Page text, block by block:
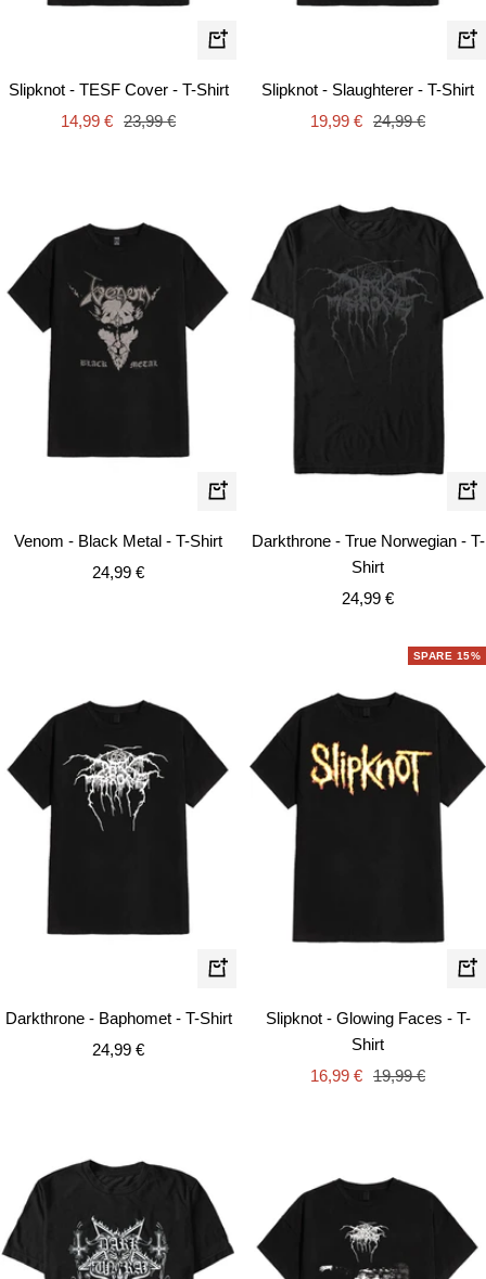
Schnellansicht
Slipknot - TESF Cover - T-Shirt
Angebotspreis
14,99 € Regulärer
23,99 €
Slipknot - Slaughterer - T-Shirt
Angebotspreis
19,99 € Regulärer
24,99 €
Schnellansicht
Venom - Black Metal - T-Shirt
Angebotspreis
24,99 €
Darkthrone - True Norwegian - T-
Shirt
Angebotspreis
24,99 €
Schnellansicht
Darkthrone - Baphomet - T-Shirt
Angebotspreis
24,99 €
SPARE 15%
Slipknot - Glowing Faces - T-
Shirt
Angebotspreis
16,99 € Regulärer
19,99 €